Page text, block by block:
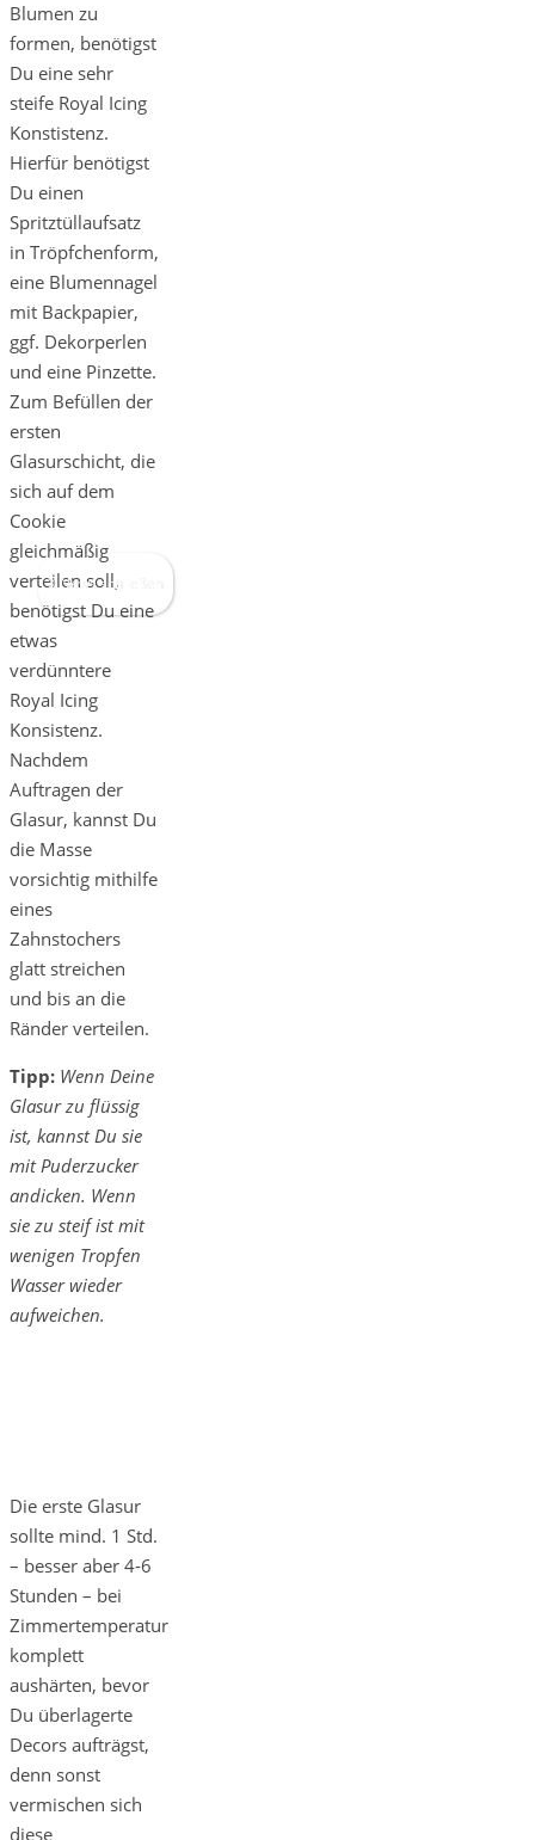
Blumen zu
formen, benötigst
Du eine sehr
steife Royal Icing
Konstistenz.
Hierfür benötigst
Du einen
Spritztüllaufsatz
in Tröpfchenform,
eine Blumennagel
mit Backpapier,
ggf. Dekorperlen
und eine Pinzette.
Zum Befüllen der
ersten
Glasurschicht, die
sich auf dem
Cookie
gleichmäßig
verteilen soll,
benötigst Du eine
etwas
verdünntere
Royal Icing
Konsistenz.
Nachdem
Auftragen der
Glasur, kannst Du
die Masse
vorsichtig mithilfe
eines
Zahnstochers
glatt streichen
und bis an die
Ränder verteilen.
Tipp: Wenn Deine
Glasur zu flüssig
ist, kannst Du sie
mit Puderzucker
andicken. Wenn
sie zu steif ist mit
wenigen Tropfen
Wasser wieder
aufweichen.
Die erste Glasur
sollte mind. 1 Std.
– besser aber 4-6
Stunden – bei
Zimmertemperatur
komplett
aushärten, bevor
Du überlagerte
Decors aufträgst,
denn sonst
vermischen sich
diese
X News schließen